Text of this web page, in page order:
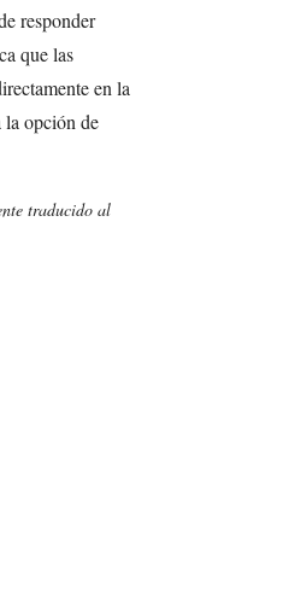
responder
que las
en la
la opción de
traducido al